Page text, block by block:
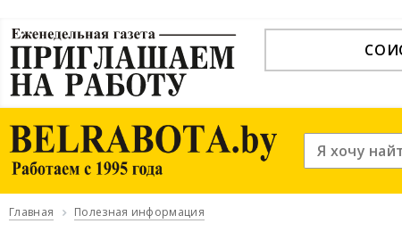
Главная Полезная информация